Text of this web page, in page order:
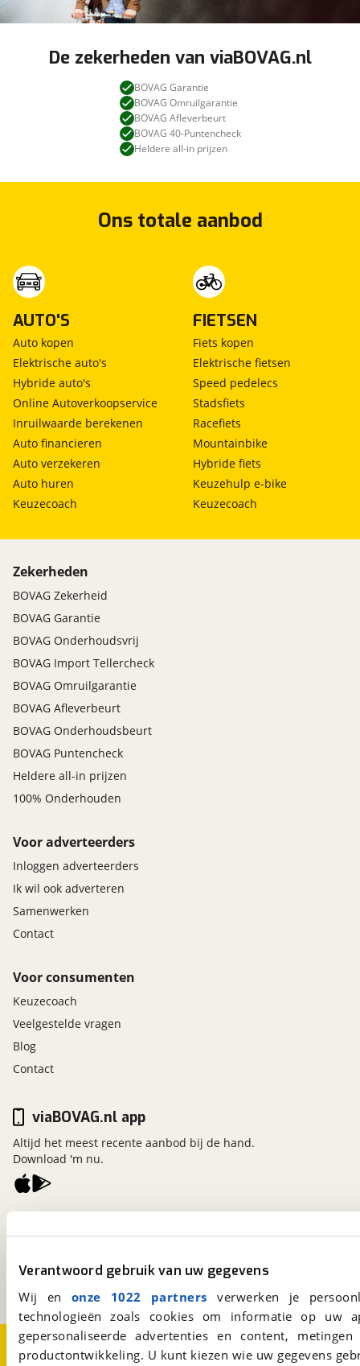
Verantwoord gebruik van uw gegevens
Wij en onze 1022 partners verwerken je
technologieën zoals cookies om informatie op
gepersonaliseerde advertenties en content,
productontwikkeling. U kunt kiezen wie uw gegevens
De zekerheden van viaBOVAG.nl
BOVAG Garantie
BOVAG Omruilgarantie
BOVAG Afleverbeurt
BOVAG 40-Puntencheck
Heldere all-in prijzen
Ons totale aanbod
AUTO'S
Auto kopen
Elektrische auto's
Hybride auto's
Online Autoverkoopservice
Inruilwaarde berekenen
Auto financieren
Auto verzekeren
Auto huren
Keuzecoach
FIETSEN
Fiets kopen
Elektrische fietsen
Speed pedelecs
Stadsfiets
Racefiets
Mountainbike
Hybride fiets
Keuzehulp e-bike
Keuzecoach
Zekerheden
BOVAG Zekerheid
BOVAG Garantie
BOVAG Onderhoudsvrij
BOVAG Import Tellercheck
BOVAG Omruilgarantie
BOVAG Afleverbeurt
BOVAG Onderhoudsbeurt
BOVAG Puntencheck
Heldere all-in prijzen
100% Onderhouden
Voor adverteerders
Inloggen adverteerders
Ik wil ook adverteren
Samenwerken
Contact
Voor consumenten
Keuzecoach
Veelgestelde vragen
Blog
Contact
Een initiatief van
viaBOVAG.nl app
Altijd het meest recente aanbod bij de hand.
Download 'm nu.
Over viaBOVAG.nlDisclaimer- en Privacyverklaring
CookievoorkeurenVacatures